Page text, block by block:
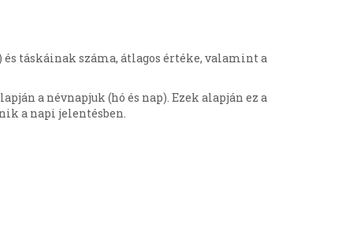
táskáinak száma, átlagos értéke, valamint a
a névnapjuk (hó és nap). Ezek alapján ez a
a napi jelentésben.